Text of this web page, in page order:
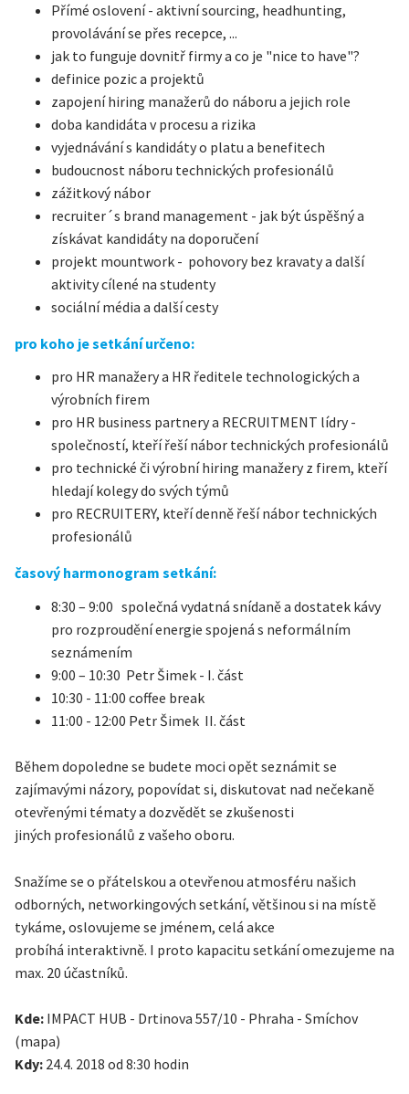
Přímé oslovení - aktivní sourcing, headhunting,
provolávání se přes recepce, ...
jak to funguje dovnitř firmy a co je "nice to have"?
definice pozic a projektů
zapojení hiring manažerů do náboru a jejich role
doba kandidáta v procesu a rizika
vyjednávání s kandidáty o platu a benefitech
budoucnost náboru technických profesionálů
zážitkový nábor
recruiter´s brand management - jak být úspěšný a
získávat kandidáty na doporučení
projekt mountwork - pohovory bez kravaty a další
aktivity cílené na studenty
sociální média a další cesty
pro koho je setkání určeno:
pro HR manažery a HR ředitele technologických a
výrobních firem
pro HR business partnery a RECRUITMENT lídry -
společností, kteří řeší nábor technických profesionálů
pro technické či výrobní hiring manažery z firem, kteří
hledají kolegy do svých týmů
pro RECRUITERY, kteří denně řeší nábor technických
profesionálů
časový harmonogram setkání:
8:30 – 9:00 společná vydatná snídaně a dostatek kávy
pro rozproudění energie spojená s neformálním
seznámením
9:00 – 10:30 Petr Šimek - I. část
10:30 - 11:00 coffee break
11:00 - 12:00 Petr Šimek II. část
Během dopoledne se budete moci opět seznámit se
zajímavými názory, popovídat si, diskutovat nad nečekaně
otevřenými tématy a dozvědět se zkušenosti
jiných profesionálů z vašeho oboru.
Snažíme se o přátelskou a otevřenou atmosféru našich
odborných, networkingových setkání, většinou si na místě
tykáme, oslovujeme se jménem, celá akce
probíhá interaktivně. I proto kapacitu setkání omezujeme na
max. 20 účastníků.
Kde: IMPACT HUB - Drtinova 557/10 - Phraha - Smíchov
(mapa)
Kdy: 24.4. 2018 od 8:30 hodin